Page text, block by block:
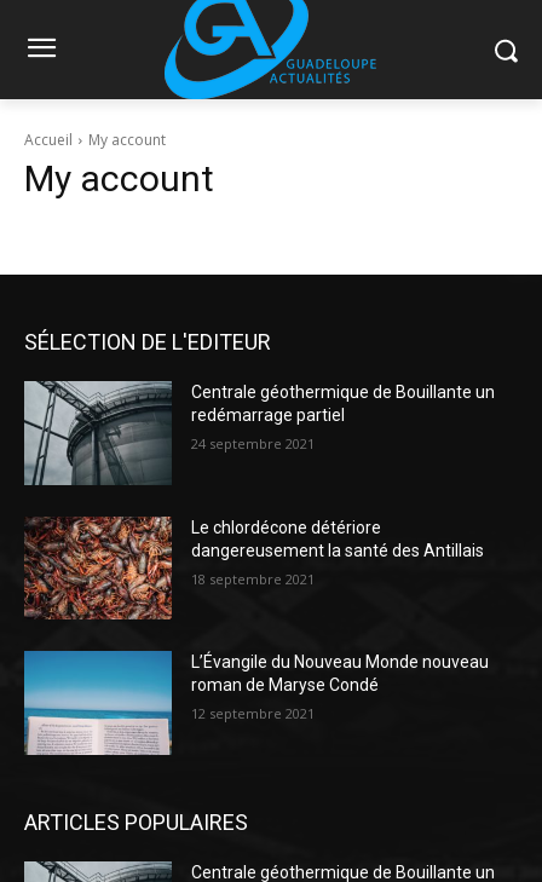
Accueil My account
My account
SÉLECTION DE L'EDITEUR
Centrale géothermique de Bouillante un
redémarrage partiel
24 septembre 2021
Le chlordécone détériore
dangereusement la santé des Antillais
18 septembre 2021
L’Évangile du Nouveau Monde nouveau
roman de Maryse Condé
12 septembre 2021
ARTICLES POPULAIRES
Centrale géothermique de Bouillante un